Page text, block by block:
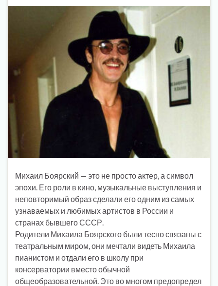
Михаил Боярский — это не просто актер, а символ
эпохи. Его роли в кино, музыкальные выступления и
неповторимый образ сделали его одним из самых
узнаваемых и любимых артистов в России и
странах бывшего СССР.
Родители Михаила Боярского были тесно связаны с
театральным миром, они мечтали видеть Михаила
пианистом и отдали его в школу при
консерватории вместо обычной
общеобразовательной. Это во многом предопредел